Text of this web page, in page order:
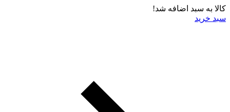
کالا به سبد اضافه شد!
سبد خرید